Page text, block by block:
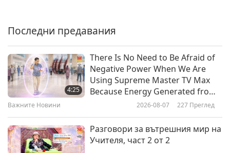
37:44
Ползите от духовната
медитация, част 1 от 5
Мълчание и приемане, част 1
Последни предавания
4:25
There Is No Need to Be Afraid of
Negative Power When We Are
Using Supreme Master TV Max
Because Energy Generated from
It Is Far More Powerful than Any
Важните Новини 2026-08-07 227 Преглед
Разговори за вътрешния мир на
Учителя, част 2 от 2